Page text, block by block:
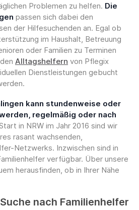
Problemen zu helfen. Die
passen sich dabei den
der Hilfesuchenden an. Egal ob
im Haushalt, Betreuung
oder Familien zu Terminen
Alltagshelfern von Pflegix
Dienstleistungen gebucht
kann stundenweise oder
regelmäßig oder nach
in NRW im Jahr 2016 sind wir
rasant wachsenden,
Netzwerks. Inzwischen sind in
verfügbar. Über unsere
herausfinden, ob in Ihrer Nähe
nach Familienhelfer